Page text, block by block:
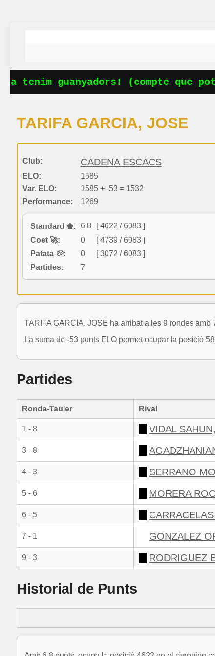
tenim guanyadors! (compte que
TARIFA GARCIA, JOSE
Club: CADENA ESCACS
ELO:
1585
Var. ELO:
1585 + -53 = 1532
Performance:
1269
Standard ♚: 6.8
[ 4622 / 6083 ]
Coet 🚀:
0
[ 4739 / 6083 ]
Patata 🥔:
0
[ 3072 / 6083 ]
Partides:
7
TARIFA GARCIA, JOSE ha arribat a les 9 rondes
La suma de -53 punts ELO permet ocupar la posició
Partides
Ronda-Tauler Rival
1 - 8 VIDAL
3 - 8
4 - 3 SERRANO
5 - 6 MORERA
6 - 5
7 - 1 GONZALEZ
9 - 3 RODRIGUEZ
Historial de Punts